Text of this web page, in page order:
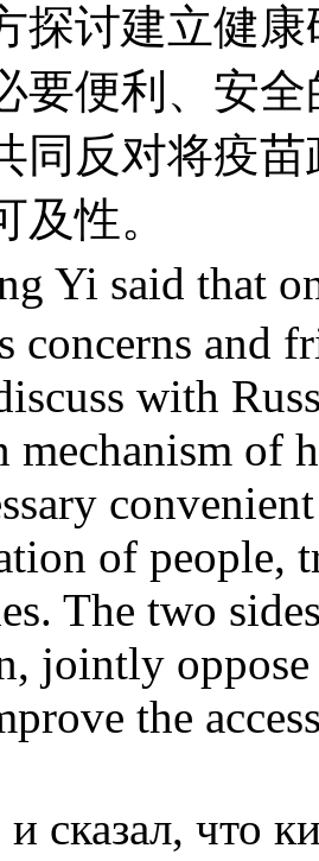
探讨建立健
要便利、安
同反对将疫
及性。
Yi said that
concerns and
with
mechanism of
of people,
The two
jointly
the
сказал, что